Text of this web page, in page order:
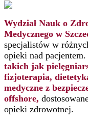
Wydział Nauk o
Medycznego w
specjalistów w
opieki nad
takich jak
fizjoterapia,
medyczne z
offshore,
opieki zdrowotnej.